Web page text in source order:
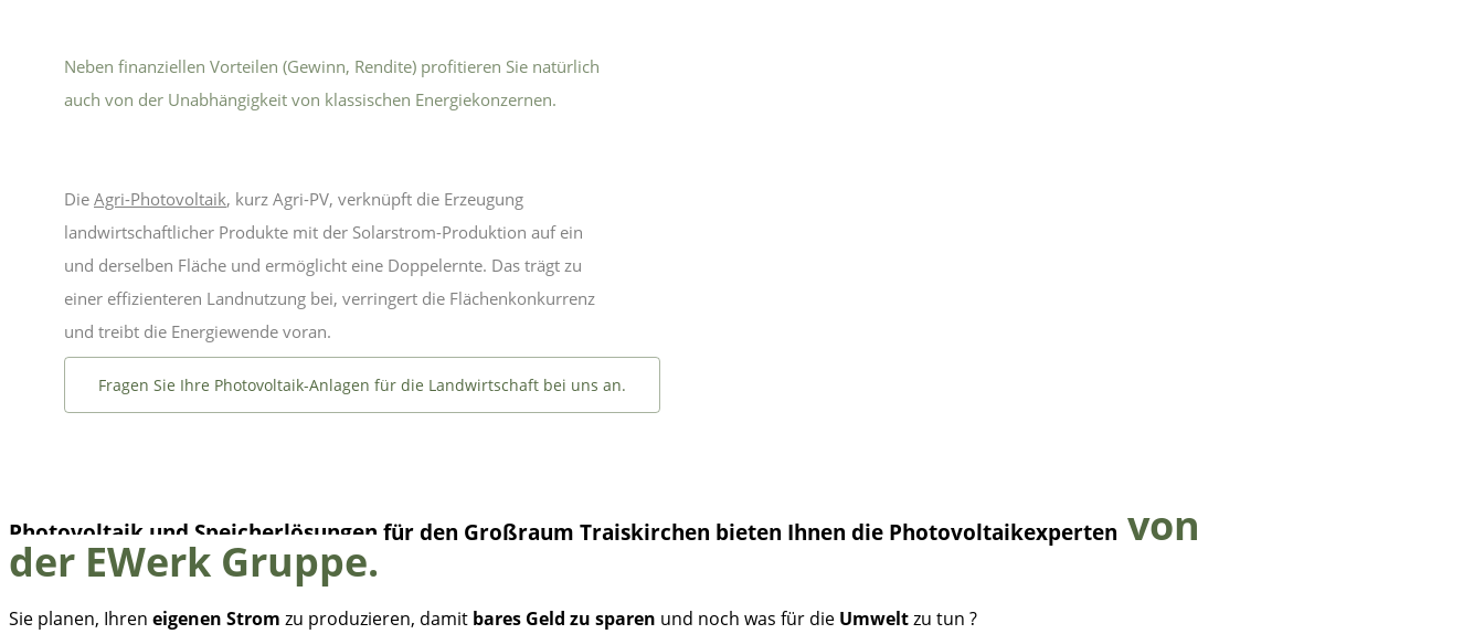
Neben finanziellen Vorteilen (Gewinn, Rendite) profitieren Sie natürlich
auch von der Unabhängigkeit von klassischen Energiekonzernen.
Die Agri-Photovoltaik, kurz Agri-PV, verknüpft die Erzeugung
landwirtschaftlicher Produkte mit der Solarstrom-Produktion auf ein
und derselben Fläche und ermöglicht eine Doppelernte. Das trägt zu
einer effizienteren Landnutzung bei, verringert die Flächenkonkurrenz
und treibt die Energiewende voran.
Fragen Sie Ihre Photovoltaik-Anlagen für die Landwirtschaft bei uns an.
Photovoltaik und Speicherlösungen für den Großraum Traiskirchen bieten Ihnen die Photovoltaikexperten von
der EWerk Gruppe.
Sie planen, Ihren eigenen Strom zu produzieren, damit bares Geld zu sparen und noch was für die Umweltzu tun ?